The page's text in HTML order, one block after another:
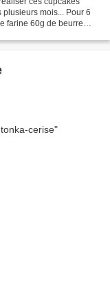
mois... Pour 6
farine 60g de beurre